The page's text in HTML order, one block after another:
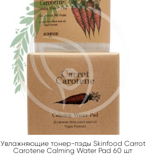
Увлажняющие тонер-пэды Skinfood Carrot
Carotene Calming Water Pad 60 шт